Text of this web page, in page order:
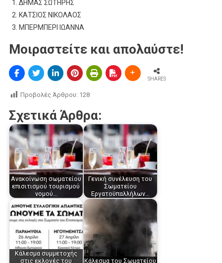
ΔΗΜΑΣ ΣΩΤΗΡΗΣ
ΚΑΤΣΙΟΣ ΝΙΚΟΛΑΟΣ
ΜΠΕΡΜΠΕΡΙ ΙΩΑΝΝΑ
Μοιραστείτε και απολαύστε!
SHARES
Προβολές Άρθρου: 128
Σχετικά Άρθρα:
Aνακοίνωση σωματείου
επισιτισμού τουρισμού
νομού…
Γενική συνέλευση του
Σωματείου
Εργατοϋπαλλήλων…
Κάλεσμα συμμετοχής
στις εκλογές του
Κάλεσμα του Σωματείου